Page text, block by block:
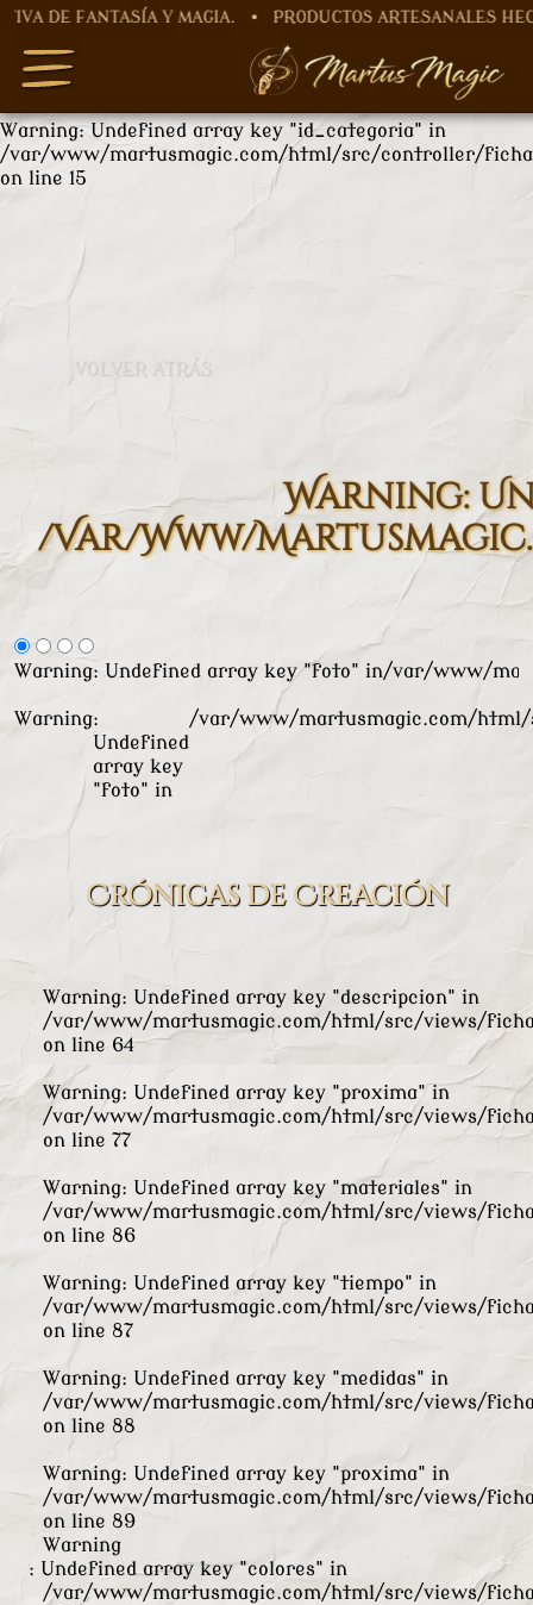
Y MAGIA. • PRODUCTOS ARTESANALES HECHOS A
/var/www/martusmagic.com/html/src/controller/
on line12
Warning: Undefined array key "id_categoria" in
/var/www/martusmagic.com/html/src/controller/
on line 15
VOLVER ATRÁS
Warning:
/var/www/
Warning: Undefined array key "foto" in/var/www/
Warning:
Undefined
array key
"foto" in
/var/www/martusmagic.com/html/
Crónicas de Creación
Warning: Undefined array key "descripcion" in
/var/www/martusmagic.com/html/src/views/
on line 64
Warning: Undefined array key "proxima" in
/var/www/martusmagic.com/html/src/views/
on line 77
Warning: Undefined array key "materiales" in
/var/www/martusmagic.com/html/src/views/
on line 86
Warning: Undefined array key "tiempo" in
/var/www/martusmagic.com/html/src/views/
on line 87
Warning: Undefined array key "medidas" in
/var/www/martusmagic.com/html/src/views/
on line 88
Warning: Undefined array key "proxima" in
/var/www/martusmagic.com/html/src/views/
on line 89
Warning
: Undefined array key "colores" in
/var/www/martusmagic.com/html/src/views/